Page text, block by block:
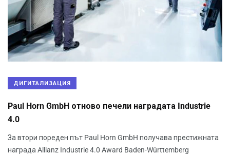
ДИГИТАЛИЗАЦИЯ
Paul Horn GmbH отново печели наградата Industrie
4.0
За втори пореден път Paul Horn GmbH получава престижната
награда Allianz Industrie 4.0 Award Baden-Württemberg